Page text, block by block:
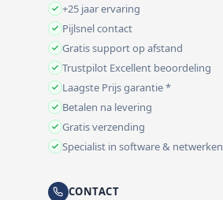
+25 jaar ervaring
Pijlsnel contact
Gratis support op afstand
Trustpilot Excellent beoordeling
Laagste Prijs garantie *
Betalen na levering
Gratis verzending
Specialist in software & netwerken
CONTACT